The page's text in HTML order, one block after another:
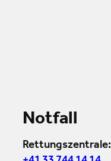
Notfall
Rettungszentrale: